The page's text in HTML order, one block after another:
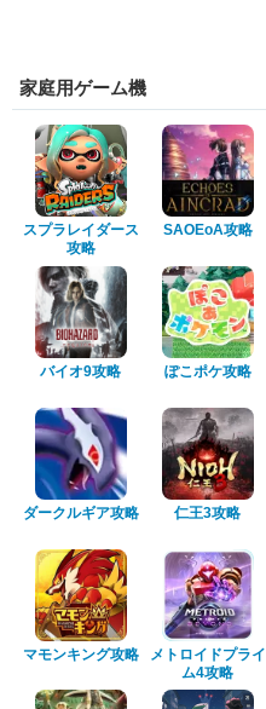
家庭用ゲーム機
スプラレイダース
攻略
SAOEoA攻略
バイオ9攻略 ぽこポケ攻略
ダークルギア攻略 仁王3攻略
マモンキング攻略
メトロイドプライ
ム4攻略